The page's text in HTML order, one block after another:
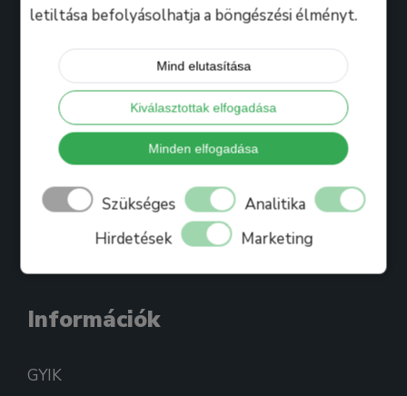
letiltása befolyásolhatja a böngészési élményt.
Mind elutasítása
Kiválasztottak elfogadása
Minden elfogadása
Szükséges
Analitika
Hirdetések
Marketing
Tanáraink
Bihari Mártonról
Referenciák
Ajándékkártya
Blog
Jelentkezés
Információk
GYIK